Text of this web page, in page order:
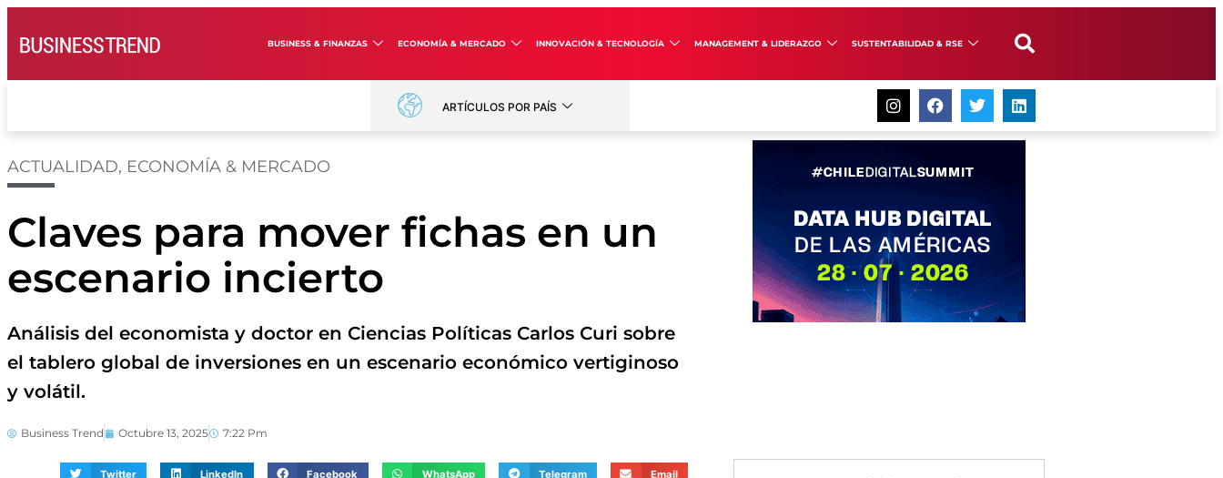
BUSINESS & FINANZAS ECONOMÍA & MERCADO INNOVACIÓN & TECNOLOGÍA MANAGEMENT & LIDERAZGO SUSTENTABILIDAD & RSE
ARTÍCULOS POR PAÍS
ACTUALIDAD, ECONOMÍA & MERCADO
Claves para mover fichas en un
escenario incierto
Análisis del economista y doctor en Ciencias Políticas Carlos Curi sobre
el tablero global de inversiones en un escenario económico vertiginoso
y volátil.
Business Trend Octubre 13, 2025 7:22 Pm
Twitter LinkedIn Facebook WhatsApp Telegram Email